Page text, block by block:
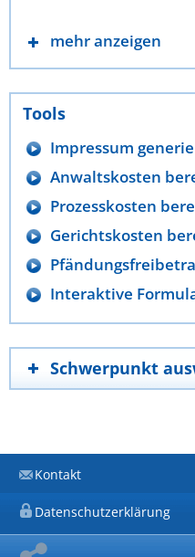
mehr anzeigen
Tools
Impressum
Anwaltskosten
Prozesskosten
Gerichtskosten
Interaktive
Schwerpunkt
Kontakt
Datenschutzerklärung